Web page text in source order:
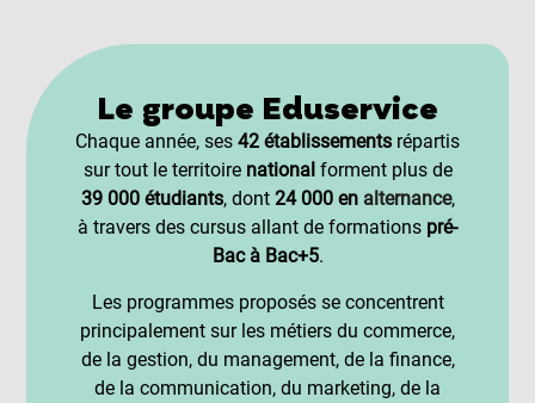
Le groupe Eduservice
Chaque année, ses 42 établissements répartis
sur tout le territoire national forment plus de
39 000 étudiants, dont 24 000 en alternance,
à travers des cursus allant de formations pré-
Bac à Bac+5.
Les programmes proposés se concentrent
principalement sur les métiers du commerce,
de la gestion, du management, de la finance,
de la communication, du marketing, de la